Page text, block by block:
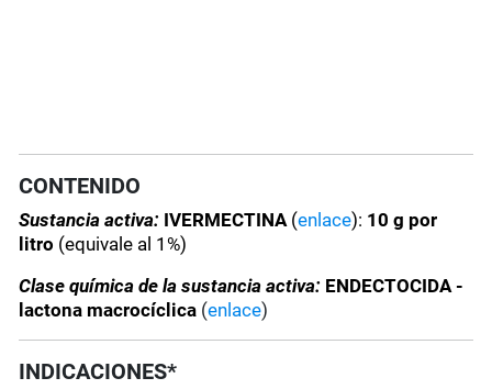
CONTENIDO
Sustancia activa: IVERMECTINA(enlace): 10 g por
litro (equivale al 1%)
Clase química de la sustancia activa: ENDECTOCIDA -
lactona macrocíclica (enlace)
INDICACIONES*